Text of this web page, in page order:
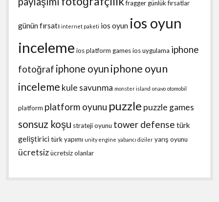
fraggergünlük fırsatlar
günün fırsatı internet paketi ios oyun ios oyun
inceleme ios platform gamesios uygulama iphone
fotoğraf iphone oyun iphone oyun
inceleme kule savunma monster island onavo otomobil
platform platform oyunu puzzle puzzle games
sonsuz koşu strateji oyunu tower defense türk
geliştiricitürk yapımı unity engine yabancı diziler yarış oyunu
ücretsizücretsiz olanlar